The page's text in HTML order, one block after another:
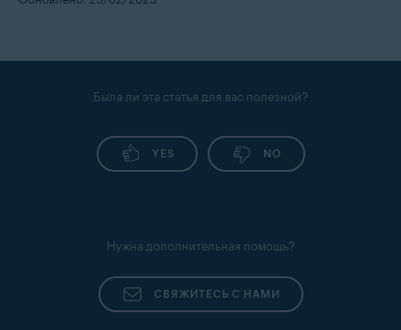
Была ли эта статья для вас полезной?
YES NO
Нужна дополнительная помощь?
СВЯЖИТЕСЬ С НАМИ